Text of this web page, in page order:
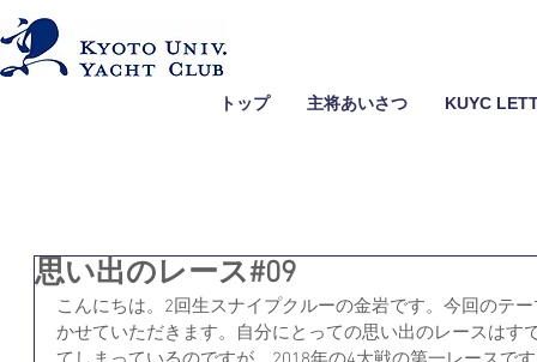
トップ 主将あいさつ KUYC
思い出のレース#09
こんにちは。2回生スナイプクルーの金岩です。今回のテ
かせていただきます。自分にとっての思い出のレースはす